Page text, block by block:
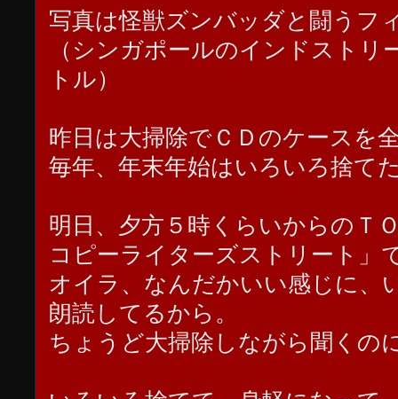
写真は怪獣ズンバッダと闘うフ
（シンガポールのインドストリ
トル）
昨日は大掃除でＣＤのケースを
毎年、年末年始はいろいろ捨て
明日、夕方５時くらいからのＴ
コピーライターズストリート」
オイラ、なんだかいい感じに、
朗読してるから。
ちょうど大掃除しながら聞くの